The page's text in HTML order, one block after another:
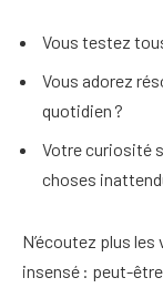
Vous testez
Vous adorez
quotidien ?
Votre curiosité
choses
N’écoutez plus
insensé : peut-